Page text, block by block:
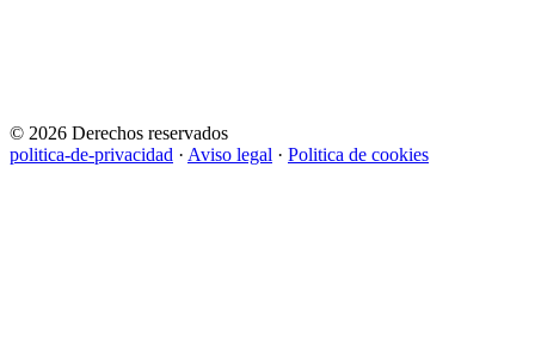
© 2026 Derechos reservados
politica-de-privacidad · Aviso legal · Politica de cookies